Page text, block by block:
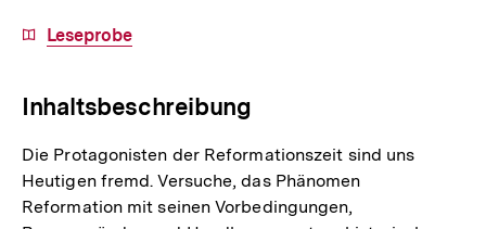
Download-
Leseprobe
Inhaltsbeschreibung
Die Protagonisten der Reformationszeit sind uns
Heutigen fremd. Versuche, das Phänomen
Reformation mit seinen Vorbedingungen,